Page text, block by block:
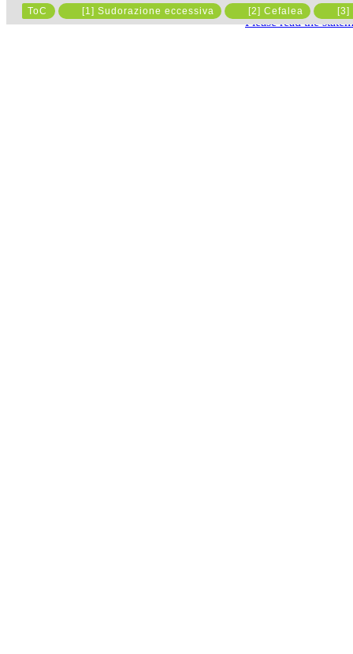
ToC [1] Sudorazione eccessiva [2] Cefalea [3]
Please read the